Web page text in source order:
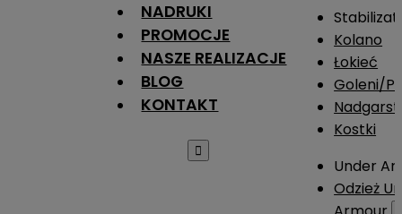
NADRUKI
PROMOCJE
NASZE REALIZACJE
BLOG
KONTAKT

Kolano
Łokieć
Goleni/
Kostki
Under
Odzież